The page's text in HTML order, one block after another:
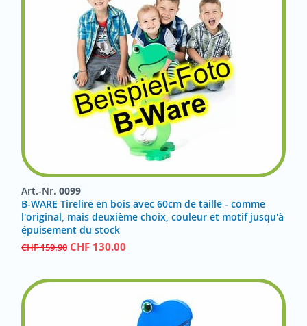
Art.-Nr. 0099
B-WARE Tirelire en bois avec 60cm de taille - comme
l'original, mais deuxième choix, couleur et motif jusqu'à
épuisement du stock
CHF159.90 CHF 130.00